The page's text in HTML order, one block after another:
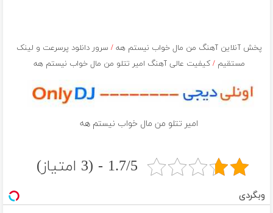
پخش آنلاین آهنگ من مال خواب نيستم هه/ سرور دانلود پرسرعت و لینک
مستقیم/ کیفیت عالی آهنگ امیر تتلو من مال خواب نيستم هه
امیر تتلو من مال خواب نيستم هه
1.7/5 - (3 امتیاز)
وبگردی